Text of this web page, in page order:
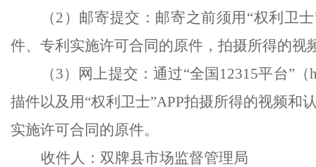
（2）邮寄提交：邮寄之前须用“权利卫
件、专利实施许可合同的原件，拍摄所得的
（3）网上提交：通过“全国12315平台”（
描件以及用“权利卫士”APP拍摄所得的视频和
实施许可合同的原件。
收件人：双牌县市场监督管理局